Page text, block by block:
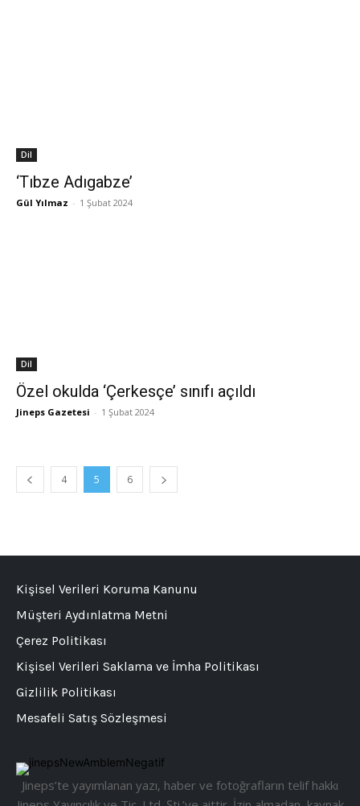
Dil
‘Tıbze Adıgabze’
Gül Yılmaz - 1 Şubat 2024
Dil
Özel okulda ‘Çerkesçe’ sınıfı açıldı
Jineps Gazetesi - 1 Şubat 2024
4 5 6
Jineps’te yayımlanan yazı, haber ve fotoğrafların telif hakkı
Kişisel Verileri Koruma Kanunu
Müşteri Aydınlatma Metni
Çerez Politikası
Kişisel Verileri Saklama ve İmha Politikası
Gizlilik Politikası
Mesafeli Satış Sözleşmesi